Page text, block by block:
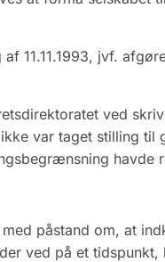
11.11.1993, jvf.
ved
var taget stilling til
havde
påstand om, at
ved på et tidspunkt,